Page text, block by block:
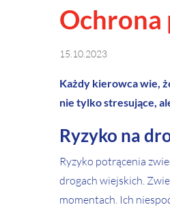
Ochrona
15.10.2023
Każdy kierowca wie,
nie tylko stresujące,
Ryzyko na
Ryzyko potrącenia
drogach wiejskich.
momentach. Ich